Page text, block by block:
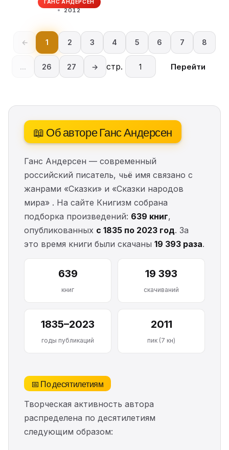
ГАНС АНДЕРСЕН
2012
← 1 2 3 4 5 6 7 8
... 26 27 → стр. Перейти
📖 Об авторе Ганс Андерсен
Ганс Андерсен — современный
российский писатель, чьё имя связано с
жанрами «Сказки» и «Сказки народов
мира» . На сайте Книгизм собрана
подборка произведений: 639 книг,
опубликованных с 1835 по 2023 год. За
это время книги были скачаны 19 393 раза.
639
книг
19 393
скачиваний
1835–2023
годы публикаций
2011
пик (7 кн)
📅 По десятилетиям
Творческая активность автора
распределена по десятилетиям
следующим образом: